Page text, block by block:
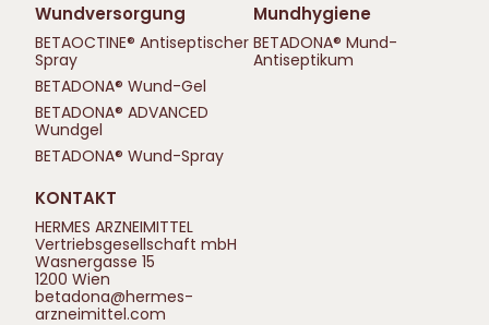
Wundversorgung
BETAOCTINE® Antiseptischer
Spray
BETADONA® Wund-Gel
BETADONA® ADVANCED
Wundgel
BETADONA® Wund-Spray
Mundhygiene
BETADONA® Mund-
Antiseptikum
KONTAKT
HERMES ARZNEIMITTEL
Vertriebsgesellschaft mbH
Wasnergasse 15
1200 Wien
betadona@hermes-
arzneimittel.com